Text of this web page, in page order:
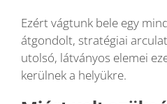
Ezért vágtunk bele egy
átgondolt, stratégiai
utolsó, látványos elemei
kerülnek a helyükre.